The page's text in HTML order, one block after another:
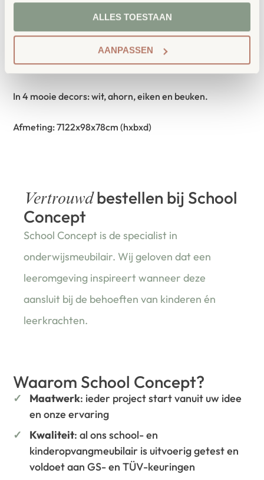
ALLES TOESTAAN
AANPASSEN
2 grotere en 2 kleinere vakken aan beide zijden
8 kleine en 4 grote transparante boxen van duurzaam
bio-based kunststof TreeNside
In 4 mooie decors: wit, ahorn, eiken en beuken.
Afmeting: 7122x98x78cm (hxbxd)
Vertrouwdbestellen bij School
Concept
School Concept is de specialist in
onderwijsmeubilair. Wij geloven dat een
leeromgeving inspireert wanneer deze
aansluit bij de behoeften van kinderen én
leerkrachten.
Waarom School Concept?
Maatwerk: ieder project start vanuit uw idee
en onze ervaring
Kwaliteit: al ons school- en
kinderopvangmeubilair is uitvoerig getest en
voldoet aan GS- en TÜV-keuringen